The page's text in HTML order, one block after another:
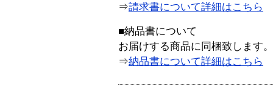
⇒請求書について詳細はこちら
■納品書について
お届けする商品に同梱致します。
⇒納品書について詳細はこちら